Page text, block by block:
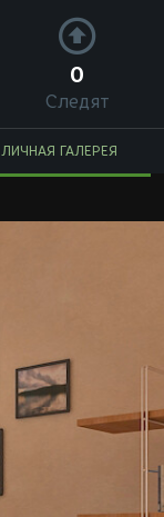
0
Следят
ЛИЧНАЯ ГАЛЕРЕЯ